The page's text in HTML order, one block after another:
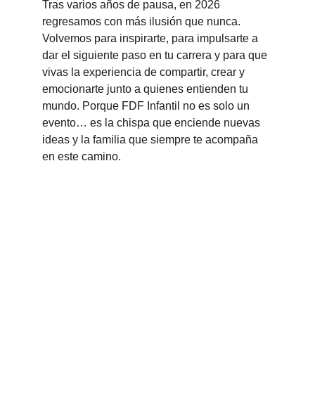
Tras varios años de pausa, en 2026
regresamos con más ilusión que nunca.
Volvemos para inspirarte, para impulsarte a
dar el siguiente paso en tu carrera y para que
vivas la experiencia de compartir, crear y
emocionarte junto a quienes entienden tu
mundo. Porque FDF Infantil no es solo un
evento… es la chispa que enciende nuevas
ideas y la familia que siempre te acompaña
en este camino.